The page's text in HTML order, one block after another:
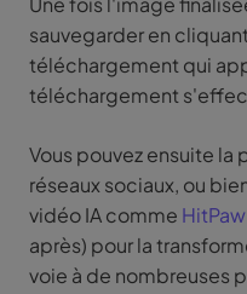
sauvegarder en
téléchargement qui
téléchargement
Vous pouvez ensuite
réseaux sociaux, ou
vidéo IA comme
après) pour la
voie à de nombreuses